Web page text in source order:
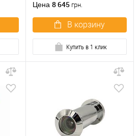
Цена 8 645 грн.
В корзину
Купить в 1 клик